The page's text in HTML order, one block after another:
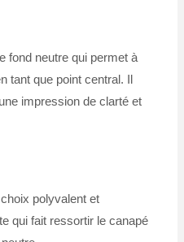
fond neutre qui permet à
tant que point central. Il
impression de clarté et
polyvalent et
qui fait ressortir le canapé